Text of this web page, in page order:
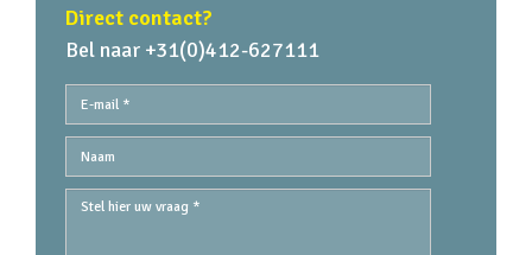
Direct contact?
Bel naar +31(0)412-627111